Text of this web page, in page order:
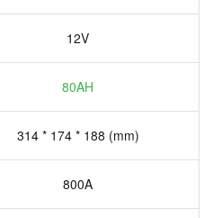
12V
80AH
314 * 174 * 188 (mm)
800A